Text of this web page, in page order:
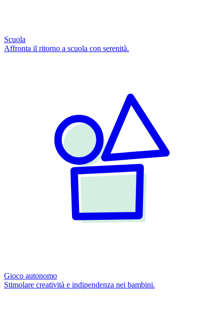
Scuola
Affronta il ritorno a scuola con serenità.
Gioco autonomo
Stimolare creatività e indipendenza nei bambini.